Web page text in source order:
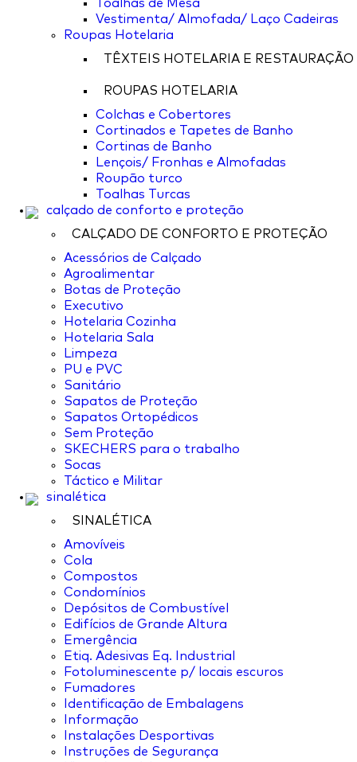
Toalhas de Mesa
Vestimenta/ Almofada/ Laço Cadeiras
Roupas Hotelaria
TÊXTEIS HOTELARIA E RESTAURAÇÃO
ROUPAS HOTELARIA
Colchas e Cobertores
Cortinados e Tapetes de Banho
Cortinas de Banho
Lençois/ Fronhas e Almofadas
Roupão turco
Toalhas Turcas
calçado de conforto e proteção
CALÇADO DE CONFORTO E PROTEÇÃO
Acessórios de Calçado
Agroalimentar
Botas de Proteção
Executivo
Hotelaria Cozinha
Hotelaria Sala
Limpeza
PU e PVC
Sanitário
Sapatos de Proteção
Sapatos Ortopédicos
Sem Proteção
SKECHERS para o trabalho
Socas
Táctico e Militar
sinalética
SINALÉTICA
Amovíveis
Cola
Compostos
Condomínios
Depósitos de Combustível
Edifícios de Grande Altura
Emergência
Etiq. Adesivas Eq. Industrial
Fotoluminescente p/ locais escuros
Fumadores
Identificação de Embalagens
Informação
Instalações Desportivas
Instruções de Segurança